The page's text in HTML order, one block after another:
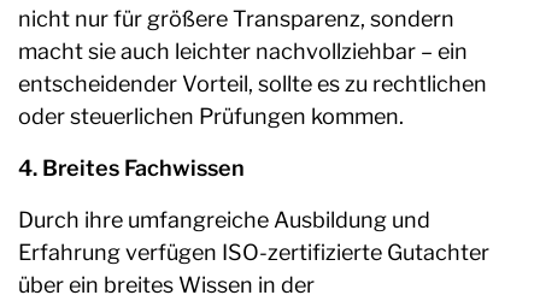
nicht nur für größere Transparenz, sondern
macht sie auch leichter nachvollziehbar – ein
entscheidender Vorteil, sollte es zu rechtlichen
oder steuerlichen Prüfungen kommen.
4. Breites Fachwissen
Durch ihre umfangreiche Ausbildung und
Erfahrung verfügen ISO-zertifizierte Gutachter
über ein breites Wissen in der